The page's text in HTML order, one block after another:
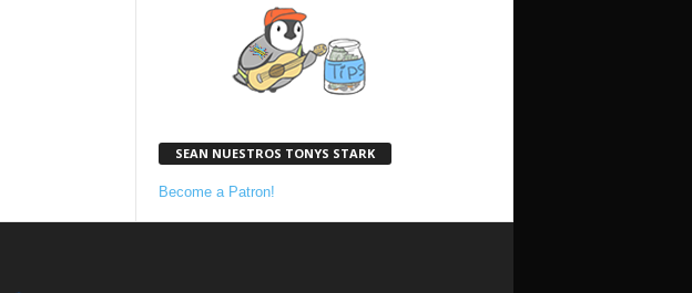
SEAN NUESTROS TONYS STARK
Become a Patron!